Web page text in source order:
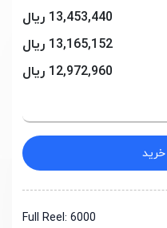
13,453,440 ریال
13,165,152 ریال
12,972,960 ریال
Full Reel: 6000